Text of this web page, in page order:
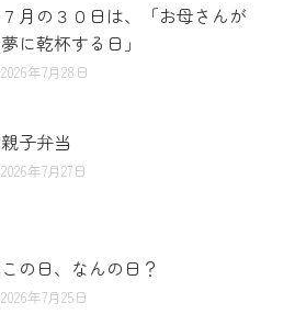
７月の３０日は、「お母さんが
夢に乾杯する日」
2026年7月28日
親子弁当
2026年7月27日
この日、なんの日？
2026年7月25日